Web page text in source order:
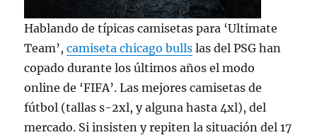
Hablando de típicas camisetas para ‘Ultimate
Team’,camiseta chicago bulls las del PSG han
copado durante los últimos años el modo
online de ‘FIFA’. Las mejores camisetas de
fútbol (tallas s-2xl, y alguna hasta 4xl), del
mercado. Si insisten y repiten la situación del 17